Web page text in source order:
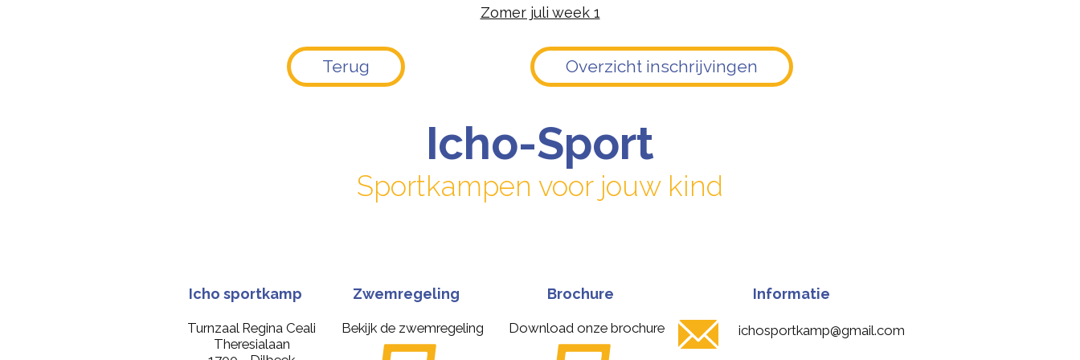
Zomer juli week 1
Terug Overzicht inschrijvingen
Icho-Sport
Sportkampen voor jouw kind
Icho sportkamp
Turnzaal Regina Ceali
Theresialaan
Zwemregeling
Bekijk de zwemregeling
Brochure
Download onze brochure
Informatie
ichosportkamp@gmail.com